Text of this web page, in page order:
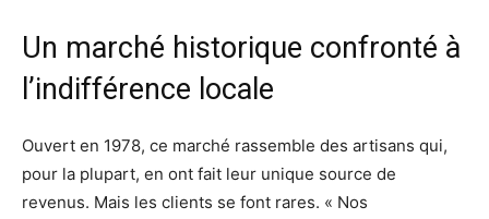
Un marché historique confronté à
l’indifférence locale
Ouvert en 1978, ce marché rassemble des artisans qui,
pour la plupart, en ont fait leur unique source de
revenus. Mais les clients se font rares. « Nos